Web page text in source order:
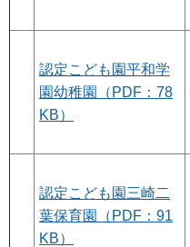
認定こども園平和学
園幼稚園（PDF：78
KB）
認定こども園三崎二
葉保育園（PDF：91
KB）